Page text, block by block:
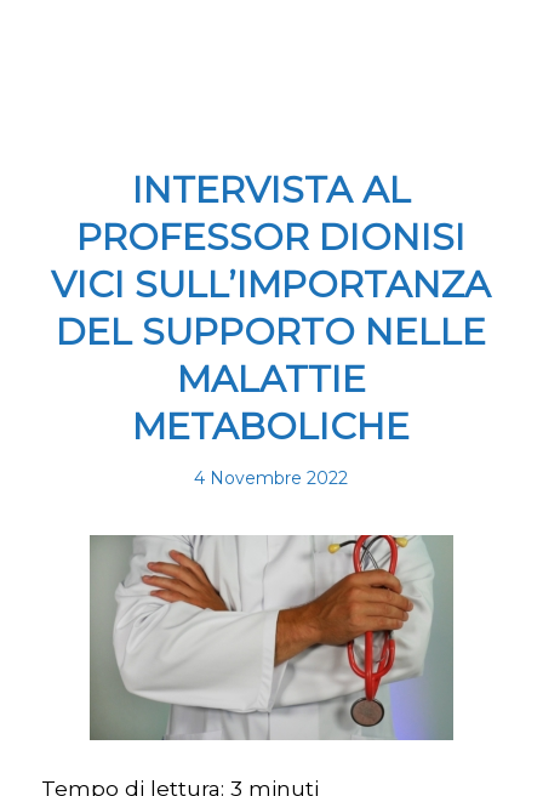
INTERVISTA AL
PROFESSOR DIONISI
VICI SULL’IMPORTANZA
DEL SUPPORTO NELLE
MALATTIE
METABOLICHE
4 Novembre 2022
Tempo di lettura: 3 minuti